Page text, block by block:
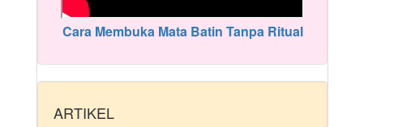
Cara Membuka Mata Batin Tanpa Ritual
ARTIKEL